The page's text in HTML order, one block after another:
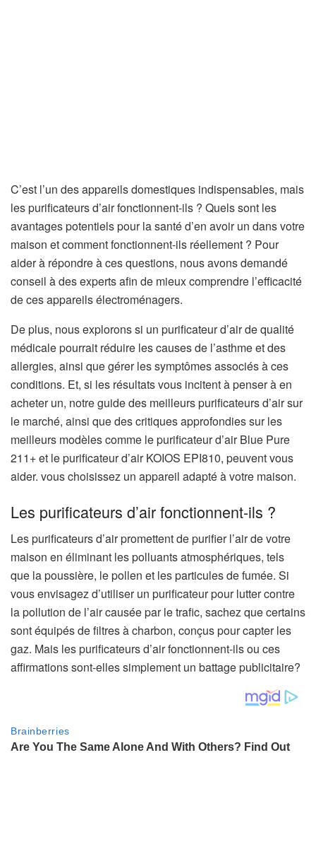
C’est l’un des appareils domestiques indispensables, mais
les purificateurs d’air fonctionnent-ils ? Quels sont les
avantages potentiels pour la santé d’en avoir un dans votre
maison et comment fonctionnent-ils réellement ? Pour
aider à répondre à ces questions, nous avons demandé
conseil à des experts afin de mieux comprendre l’efficacité
de ces appareils électroménagers.
De plus, nous explorons si un purificateur d’air de qualité
médicale pourrait réduire les causes de l’asthme et des
allergies, ainsi que gérer les symptômes associés à ces
conditions. Et, si les résultats vous incitent à penser à en
acheter un, notre guide des meilleurs purificateurs d’air sur
le marché, ainsi que des critiques approfondies sur les
meilleurs modèles comme le purificateur d’air Blue Pure
211+ et le purificateur d’air KOIOS EPI810, peuvent vous
aider. vous choisissez un appareil adapté à votre maison.
Les purificateurs d’air fonctionnent-ils ?
Les purificateurs d’air promettent de purifier l’air de votre
maison en éliminant les polluants atmosphériques, tels
que la poussière, le pollen et les particules de fumée. Si
vous envisagez d’utiliser un purificateur pour lutter contre
la pollution de l’air causée par le trafic, sachez que certains
sont équipés de filtres à charbon, conçus pour capter les
gaz. Mais les purificateurs d’air fonctionnent-ils ou ces
affirmations sont-elles simplement un battage publicitaire?